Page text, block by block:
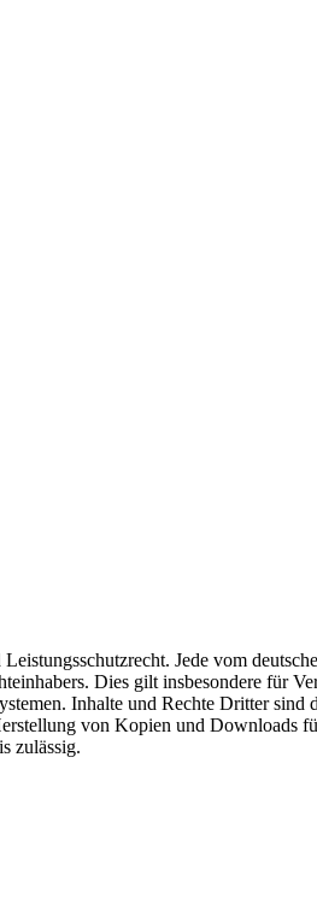
Jede vom
Dies gilt insbesondere für
Inhalte und Rechte Dritter sind
von Kopien und Downloads
zulässig.